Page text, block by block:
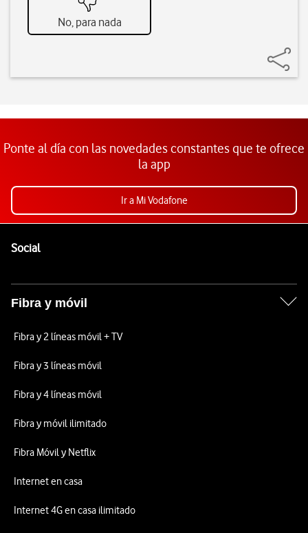
No, para nada
Ponte al día con las novedades constantes que te ofrece
la app
Ir a Mi Vodafone
SocialEnlaces a las redes sociales de Vodafone
Fibra y móvil
Fibra y 2 líneas móvil + TV
Fibra y 3 líneas móvil
Fibra y 4 líneas móvil
Fibra y móvil ilimitado
Fibra Móvil y Netflix
Internet en casa
Internet 4G en casa ilimitado